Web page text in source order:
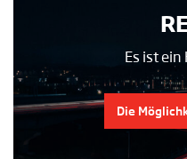
Es ist ein
Die